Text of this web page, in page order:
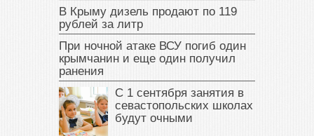
В Крыму дизель продают по 119
рублей за литр
При ночной атаке ВСУ погиб один
крымчанин и еще один получил
ранения
С 1 сентября занятия в
севастопольских школах
будут очными